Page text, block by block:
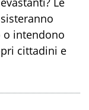
o intendono
cittadini e